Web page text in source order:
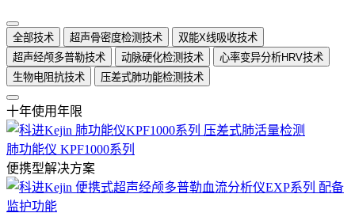
全部技术 超声骨密度检测技术
双能X线吸收技术
超声经颅多普勒技术
动脉硬化检测技术
心率变异分析HRV技术
生物电阻抗技术
压差式肺功能检测技术
十年使用年限
肺功能仪 KPF1000系列
便携型解决方案